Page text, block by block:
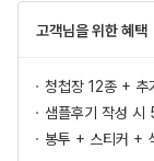
고객님을 위한 혜택
청첩장 12종 + 추
샘플후기 작성 시
봉투 + 스티커 +